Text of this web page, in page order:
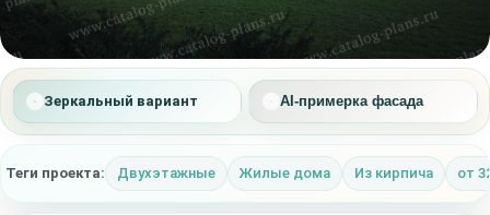
Зеркальный вариант AI-примерка фасада
Теги проекта: Двухэтажные Жилые дома Из кирпича от